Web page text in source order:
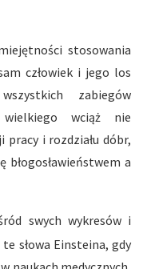
stosowania
człowiek i jego los
zabiegów
wielkiego wciąż nie
i rozdziału dóbr,
błogosławieństwem a
swych wykresów i
słowa Einsteina, gdy